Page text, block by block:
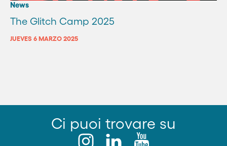
News
The Glitch Camp 2025
JUEVES 6 MARZO 2025
Ci puoi trovare su